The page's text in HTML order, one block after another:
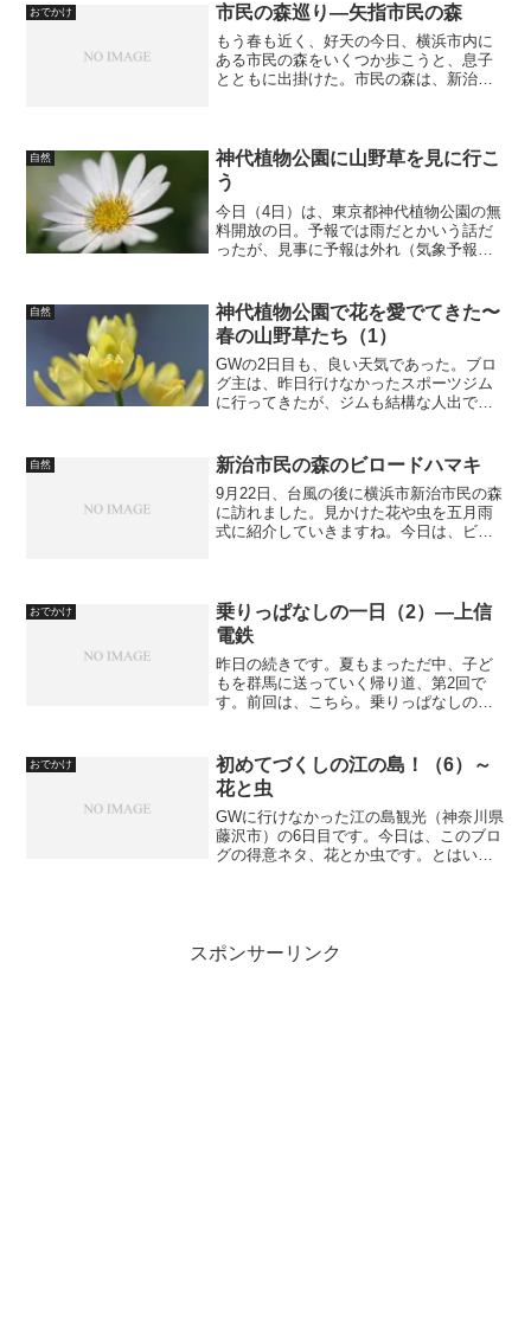
おでかけ 市民の森巡り―矢指市民の森
もう春も近く、好天の今日、横浜市内に
ある市民の森をいくつか歩こうと、息子
とともに出掛けた。市民の森は、新治市
思い立った。まずは矢指（...
自然
神代植物公園に山野草を見に行こ
う
今日（4日）は、東京都神代植物公園の無
料開放の日。予報では雨だとかいう話だ
ったが、見事に予報は外れ（気象予報
になったかはわからない。でも、5月のい
い陽気の中、草木を愛で...
自然
神代植物公園で花を愛でてきた〜
春の山野草たち（1）
GWの2日目も、良い天気であった。ブロ
グ主は、昨日行けなかったスポーツジム
に行ってきたが、ジムも結構な人出であ
の神代植物公園の続きである。昨日は、
少し変わったフジの花...
自然 新治市民の森のビロードハマキ
9月22日、台風の後に横浜市新治市民の森
に訪れました。見かけた花や虫を五月雨
式に紹介していきますね。今日は、ビロ
た蛾です。別のターゲ...
おでかけ
乗りっぱなしの一日（2）―上信
電鉄
昨日の続きです。夏もまっただ中、子ど
もを群馬に送っていく帰り道、第2回で
す。前回は、こちら。乗りっぱなしの一
した。明確なプランがあったわけではな
いので、湘南新宿ライン...
おでかけ
初めてづくしの江の島！（6）～
花と虫
GWに行けなかった江の島観光（神奈川県
藤沢市）の6日目です。今日は、このブロ
グの得意ネタ、花とか虫です。とはい
スポンサーリンク